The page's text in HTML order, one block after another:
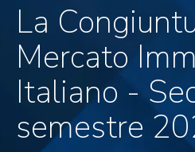
La
Mercato
Italiano -
semestre